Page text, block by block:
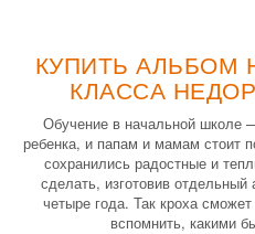
КУПИТЬ АЛЬБОМ
КЛАССА
Обучение в начальной школе
ребенка, и папам и мамам стоит
сохранились радостные и
сделать, изготовив
четыре года. Так кроха
вспомнить, какими